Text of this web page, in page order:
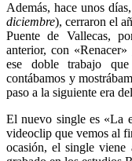
Además, hace unos
diciembre), cerraron el
Puente de Vallecas,
anterior, con
ese doble trabajo
contábamos y
paso a la siguiente era
El nuevo single es «La
videoclip que vemos al
ocasión, el single viene